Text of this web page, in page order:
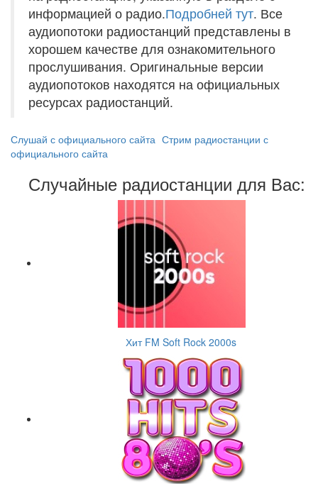
информацией о радио.Подробней тут. Все
аудиопотоки радиостанций представлены в
хорошем качестве для ознакомительного
прослушивания. Оригинальные версии
аудиопотоков находятся на официальных
ресурсах радиостанций.
Слушай с официального сайта Стрим радиостанции с
официального сайта
Случайные радиостанции для Вас:
Хит FM Soft Rock 2000s